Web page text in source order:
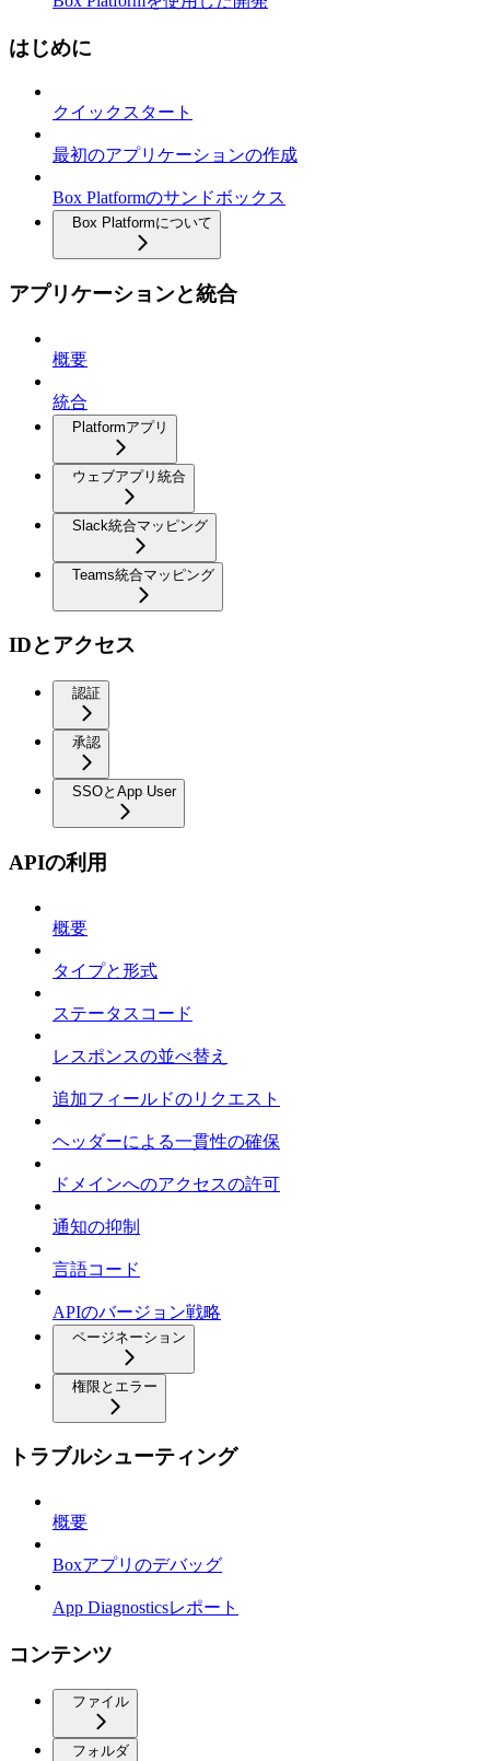
はじめに
クイックスタート
最初のアプリケーションの作成
Box Platformのサンドボックス
Box Platformについて
アプリケーションと統合
概要
統合
Platformアプリ
ウェブアプリ統合
Slack統合マッピング
Teams統合マッピング
IDとアクセス
認証
承認
SSOとApp User
APIの利用
概要
タイプと形式
ステータスコード
レスポンスの並べ替え
追加フィールドのリクエスト
ヘッダーによる一貫性の確保
ドメインへのアクセスの許可
通知の抑制
言語コード
APIのバージョン戦略
ページネーション
権限とエラー
トラブルシューティング
概要
Boxアプリのデバッグ
App Diagnosticsレポート
コンテンツ
ファイル
フォルダ